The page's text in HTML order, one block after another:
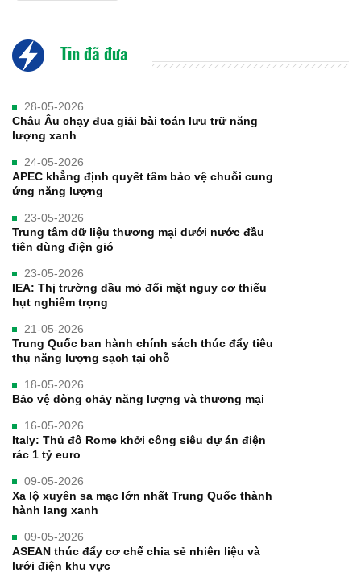
Tin đã đưa
28-05-2026
Châu Âu chạy đua giải bài toán lưu trữ năng
lượng xanh
24-05-2026
APEC khẳng định quyết tâm bảo vệ chuỗi cung
ứng năng lượng
23-05-2026
Trung tâm dữ liệu thương mại dưới nước đầu
tiên dùng điện gió
23-05-2026
IEA: Thị trường dầu mỏ đối mặt nguy cơ thiếu
hụt nghiêm trọng
21-05-2026
Trung Quốc ban hành chính sách thúc đẩy tiêu
thụ năng lượng sạch tại chỗ
18-05-2026
Bảo vệ dòng chảy năng lượng và thương mại
16-05-2026
Italy: Thủ đô Rome khởi công siêu dự án điện
rác 1 tỷ euro
09-05-2026
Xa lộ xuyên sa mạc lớn nhất Trung Quốc thành
hành lang xanh
09-05-2026
ASEAN thúc đẩy cơ chế chia sẻ nhiên liệu và
lưới điện khu vực